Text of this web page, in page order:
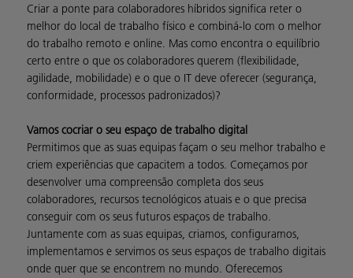
Criar a ponte para colaboradores híbridos significa reter o
melhor do local de trabalho físico e combiná-lo com o melhor
do trabalho remoto e online. Mas como encontra o equilíbrio
certo entre o que os colaboradores querem (flexibilidade,
agilidade, mobilidade) e o que o IT deve oferecer (segurança,
conformidade, processos padronizados)?
Vamos cocriar o seu espaço de trabalho digital
Permitimos que as suas equipas façam o seu melhor trabalho e
criem experiências que capacitem a todos. Começamos por
desenvolver uma compreensão completa dos seus
colaboradores, recursos tecnológicos atuais e o que precisa
conseguir com os seus futuros espaços de trabalho.
Juntamente com as suas equipas, criamos, configuramos,
implementamos e servimos os seus espaços de trabalho digitais
onde quer que se encontrem no mundo. Oferecemos